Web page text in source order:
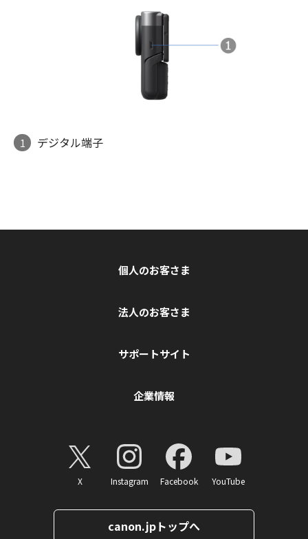
1 デジタル端子
個人のお客さま
法人のお客さま
サポートサイト
企業情報
X Instagram Facebook YouTube
canon.jpトップへ